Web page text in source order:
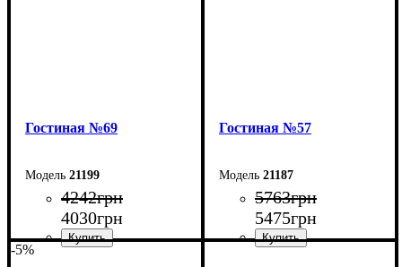
Гостиная №69
21199
4242грн
4030грн
Гостиная №57
21187
5763грн
5475грн
-5%